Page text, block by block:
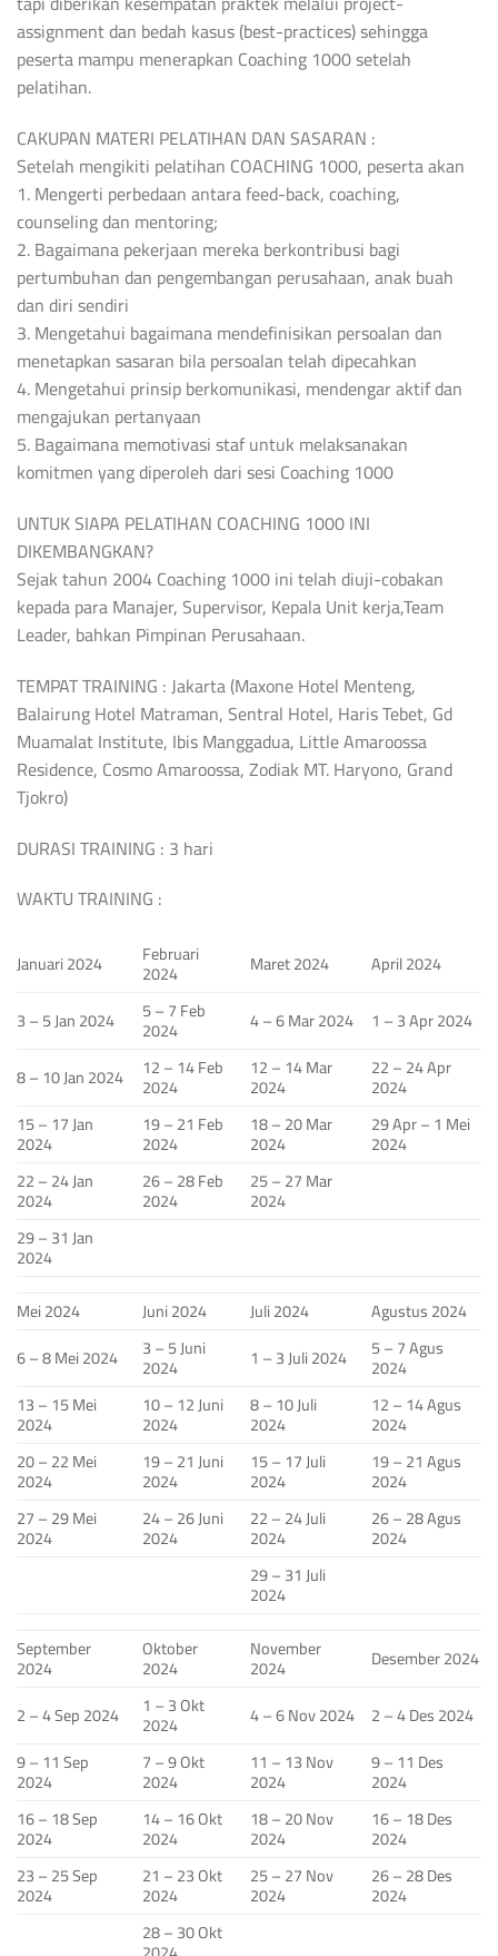
assignment dan bedah kasus (best-practices) sehingga
peserta mampu menerapkan Coaching 1000 setelah
pelatihan.
CAKUPAN MATERI PELATIHAN DAN SASARAN :
Setelah mengikiti pelatihan COACHING 1000, peserta akan
1. Mengerti perbedaan antara feed-back, coaching,
counseling dan mentoring;
2. Bagaimana pekerjaan mereka berkontribusi bagi
pertumbuhan dan pengembangan perusahaan, anak buah
dan diri sendiri
3. Mengetahui bagaimana mendefinisikan persoalan dan
menetapkan sasaran bila persoalan telah dipecahkan
4. Mengetahui prinsip berkomunikasi, mendengar aktif dan
mengajukan pertanyaan
5. Bagaimana memotivasi staf untuk melaksanakan
komitmen yang diperoleh dari sesi Coaching 1000
UNTUK SIAPA PELATIHAN COACHING 1000 INI
DIKEMBANGKAN?
Sejak tahun 2004 Coaching 1000 ini telah diuji-cobakan
kepada para Manajer, Supervisor, Kepala Unit kerja,Team
Leader, bahkan Pimpinan Perusahaan.
TEMPAT TRAINING : Jakarta (Maxone Hotel Menteng,
Balairung Hotel Matraman, Sentral Hotel, Haris Tebet, Gd
Muamalat Institute, Ibis Manggadua, Little Amaroossa
Residence, Cosmo Amaroossa, Zodiak MT. Haryono, Grand
Tjokro)
DURASI TRAINING : 3 hari
WAKTU TRAINING :
Januari 2024 Februari
2024 Maret 2024
April 2024
3 – 5 Jan 2024
5 – 7 Feb
2024 4 – 6 Mar 2024
1 – 3 Apr 2024
8 – 10 Jan 2024
12 – 14 Feb
2024
12 – 14 Mar
2024
22 – 24 Apr
2024
15 – 17 Jan
2024
19 – 21 Feb
2024
18 – 20 Mar
2024
29 Apr – 1 Mei
2024
22 – 24 Jan
2024
26 – 28 Feb
2024
25 – 27 Mar
2024
29 – 31 Jan
2024
Mei 2024
Juni 2024 Juli 2024
Agustus 2024
6 – 8 Mei 2024
3 – 5 Juni
2024 1 – 3 Juli 2024 5 – 7 Agus
2024
13 – 15 Mei
2024
10 – 12 Juni
2024
8 – 10 Juli
2024
12 – 14 Agus
2024
20 – 22 Mei
2024
19 – 21 Juni
2024
15 – 17 Juli
2024
19 – 21 Agus
2024
27 – 29 Mei
2024
24 – 26 Juni
2024
22 – 24 Juli
2024
26 – 28 Agus
2024
29 – 31 Juli
2024
September
2024
Oktober
2024
November
2024
Desember 2024
2 – 4 Sep 2024
1 – 3 Okt
2024 4 – 6 Nov 2024 2 – 4 Des 2024
9 – 11 Sep
2024
7 – 9 Okt
2024
11 – 13 Nov
2024
9 – 11 Des
2024
16 – 18 Sep
2024
14 – 16 Okt
2024
18 – 20 Nov
2024
16 – 18 Des
2024
23 – 25 Sep
2024
21 – 23 Okt
2024
25 – 27 Nov
2024
26 – 28 Des
2024
28 – 30 Okt